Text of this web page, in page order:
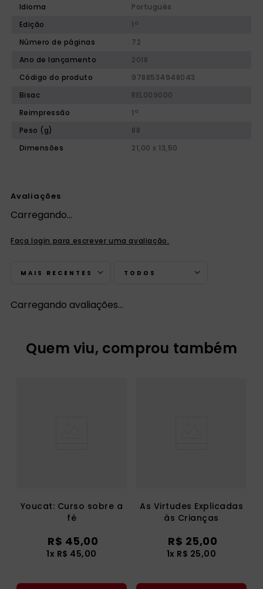
Idioma
Português
Edição
1ª
Número de páginas
72
Ano de lançamento
2018
Código do produto
9788534948043
Bisac
REL009000
Reimpressão
1ª
Peso (g)
88
Dimensões
21,00 x 13,50
Avaliações
Carregando…
Faça login para escrever uma avaliação.
MAIS RECENTES TODOS
Carregando avaliações…
Quem viu, comprou também
Youcat: Curso sobre a
fé
R$ 45,00
1x R$ 45,00
As Virtudes Explicadas
às Crianças
R$ 25,00
1x R$ 25,00